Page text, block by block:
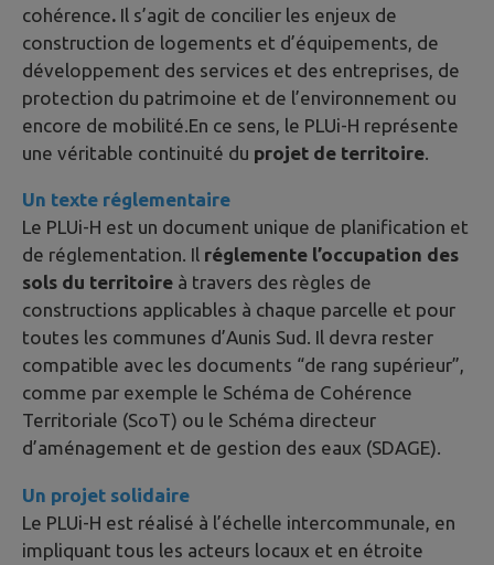
cohérence. Il s’agit de concilier les enjeux de
construction de logements et d’équipements, de
développement des services et des entreprises, de
protection du patrimoine et de l’environnement ou
encore de mobilité.En ce sens, le PLUi-H représente
une véritable continuité du projet de territoire.
Un texte réglementaire
Le PLUi-H est un document unique de planification et
de réglementation. Il réglemente l’occupation des
sols du territoire à travers des règles de
constructions applicables à chaque parcelle et pour
toutes les communes d’Aunis Sud. Il devra rester
compatible avec les documents “de rang supérieur”,
comme par exemple le Schéma de Cohérence
Territoriale (ScoT) ou le Schéma directeur
d’aménagement et de gestion des eaux (SDAGE).
Un projet solidaire
Le PLUi-H est réalisé à l’échelle intercommunale, en
impliquant tous les acteurs locaux et en étroite